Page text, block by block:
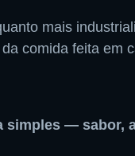
mais
comida feita em
simples — sabor,